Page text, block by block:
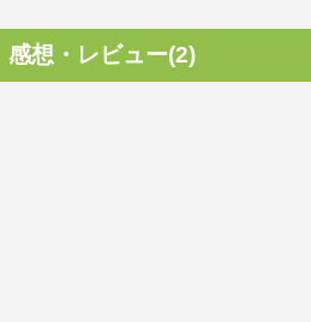
感想・レビュー(2)